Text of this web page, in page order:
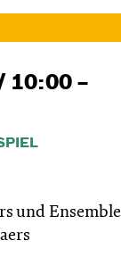
10:00 –
und Ensemble